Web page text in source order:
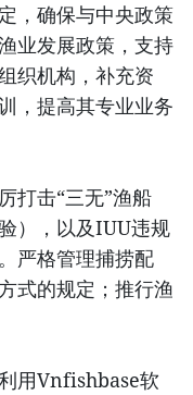
，确保与中央政策
业发展政策，支持
织机构，补充资
，提高其专业业务
打击“三无”渔船
），以及IUU违规
严格管理捕捞配
式的规定；推行渔
用Vnfishbase软